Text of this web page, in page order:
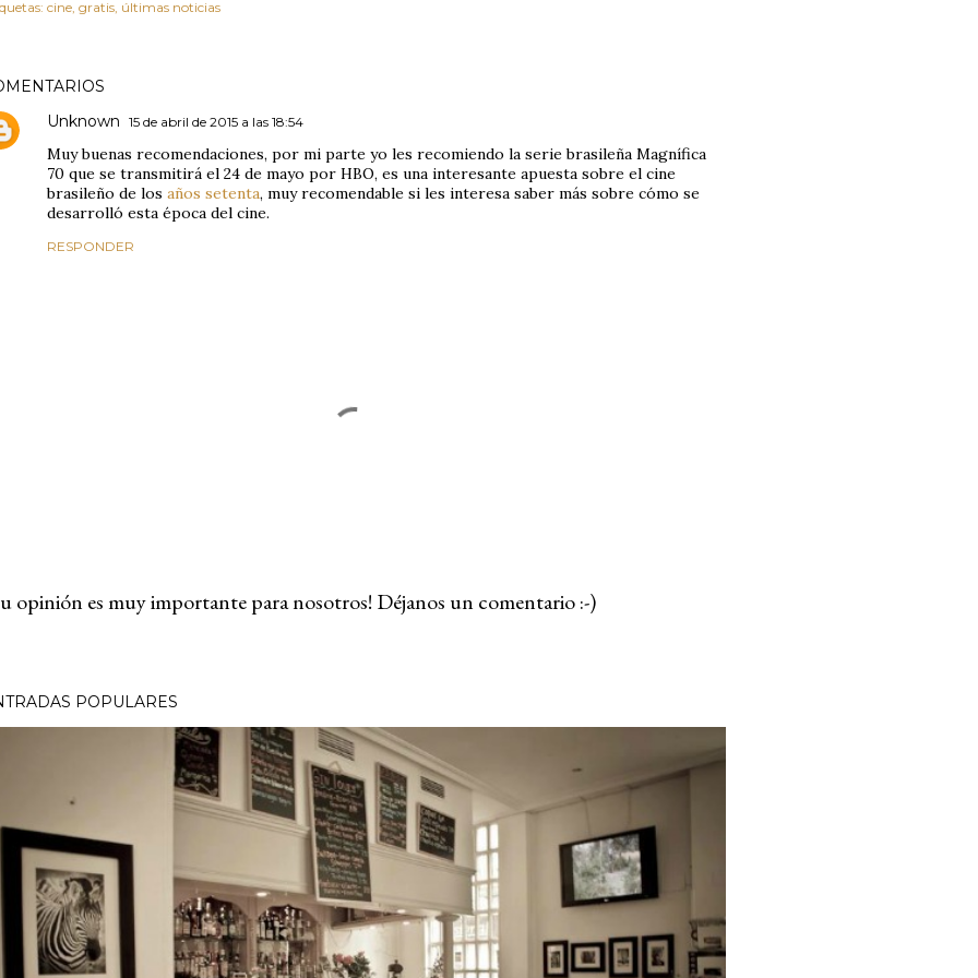
cine gratis últimas noticias
Unknown 15 de abril de 2015 a las 18:54
Muy buenas recomendaciones, por mi parte yo les recomiendo la serie brasileña Magnífica
70 que se transmitirá el 24 de mayo por HBO, es una interesante apuesta sobre el cine
brasileño de los años setenta, muy recomendable si les interesa saber más sobre cómo se
desarrolló esta época del cine.
RESPONDER
opinión es muy importante para nosotros! Déjanos un comentario :-)
POPULARES